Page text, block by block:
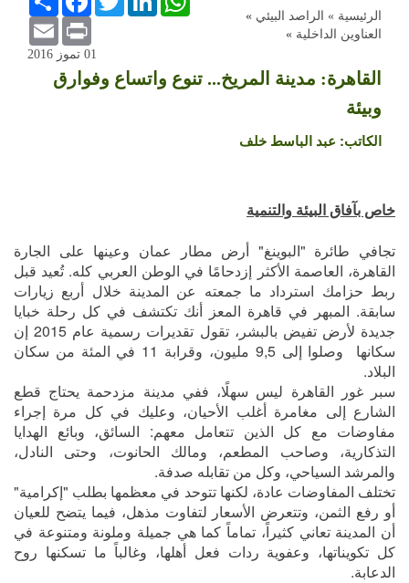
الرئيسية » الراصد البيئي »
العناوين الداخلية »
Email Print
01 تموز 2016
القاهرة: مدينة المريخ... تنوع واتساع وفوارق
وبيئة
الكاتب: عبد الباسط خلف
خاص بآفاق البيئة والتنمية
تجافي طائرة "البوينغ" أرض مطار عمان وعينها على الجارة
القاهرة، العاصمة الأكثر إزدحامًا في الوطن العربي كله. تُعيد قبل
ربط حزامك استرداد ما جمعته عن المدينة خلال أربع زيارات
سابقة. المبهر في قاهرة المعز أنك تكتشف في كل رحلة خبايا
جديدة لأرض تفيض بالبشر، تقول تقديرات رسمية عام 2015 إن
سكانها وصلوا إلى 9,5 مليون، وقرابة 11 في المئة من سكان
البلاد.
سبر غور القاهرة ليس سهلًا، ففي مدينة مزدحمة يحتاج قطع
الشارع إلى مغامرة أغلب الأحيان، وعليك في كل مرة إجراء
مفاوضات مع كل الذين تتعامل معهم: السائق، وبائع الهدايا
التذكارية، وصاحب المطعم، ومالك الحانوت، وحتى النادل،
والمرشد السياحي، وكل من تقابله صدفة.
تختلف المفاوضات عادة، لكنها تتوحد في معظمها بطلب "إكرامية"
أو رفع الثمن، وتتعرض الأسعار لتفاوت مذهل، فيما يتضح للعيان
أن المدينة تعاني كثيراً، تماماً كما هي جميلة وملونة ومتنوعة في
كل تكويناتها، وعفوية ردات فعل أهلها، وغالباً ما تسكنها روح
الدعابة.